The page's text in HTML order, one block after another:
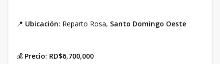
📍 Ubicación: Reparto Rosa, Santo Domingo Oeste
💰 Precio: RD$6,700,000